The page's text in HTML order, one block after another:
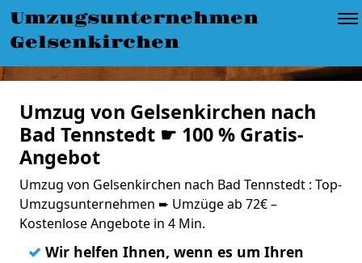
Umzugsunternehmen
Gelsenkirchen
Umzug von Gelsenkirchen nach
Bad Tennstedt ☛ 100 % Gratis-
Angebot
Umzug von Gelsenkirchen nach Bad Tennstedt : Top-
Umzugsunternehmen ➨ Umzüge ab 72€ –
Kostenlose Angebote in 4 Min.
✓ Wir helfen Ihnen, wenn es um Ihren